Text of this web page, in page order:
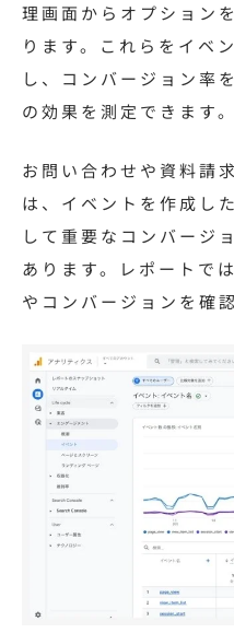
理画面からオプション
ります。これらをイベ
し、コンバージョン率
の効果を測定できます。
お問い合わせや資料請
は、イベントを作成し
して重要なコンバージ
あります。レポートで
やコンバージョンを確